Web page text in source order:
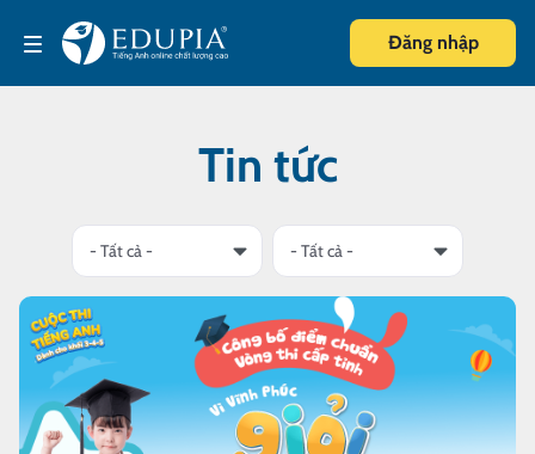
Đăng nhập
Tin tức